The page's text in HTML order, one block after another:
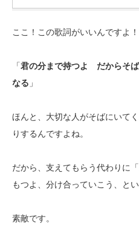
ここ！この歌詞がいいんですよ！
「君の分まで持つよ だからそ
なる 」
ほんと、大切な人がそばにいて
りするんですよね。
だから、支えてもらう代わりに
もつよ、分け合っていこう、とい
素敵です。